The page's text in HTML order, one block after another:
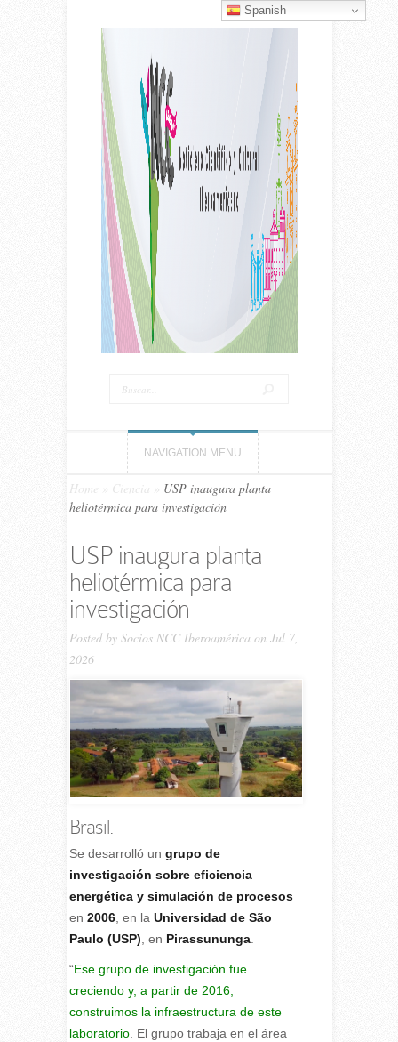
NAVIGATION MENU
Home Ciencia
USP inaugura planta
heliotérmica para investigación
USP inaugura planta
heliotérmica para
investigación
Posted by Socios NCC Iberoamérica on Jul 7,
2026
Brasil.
Se desarrolló un grupo de
investigación sobre eficiencia
energética y simulación de procesos
en 2006, en la Universidad de São
Paulo (USP) , en Pirassununga.
“Ese grupo de investigación fue
creciendo y, a partir de 2016,
construimos la infraestructura de este
laboratorio. El grupo trabaja en el área
Spanish